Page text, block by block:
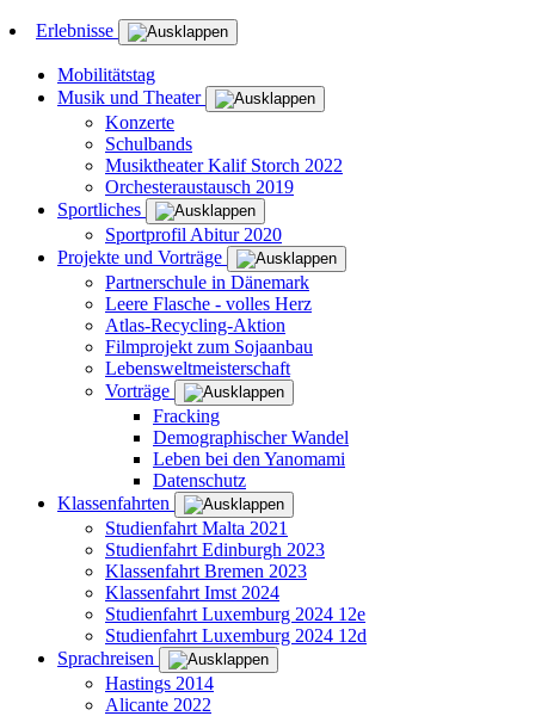
Erlebnisse
Mobilitätstag
Musik und Theater
Konzerte
Schulbands
Musiktheater Kalif Storch 2022
Orchesteraustausch 2019
Sportliches
Sportprofil Abitur 2020
Projekte und Vorträge
Partnerschule in Dänemark
Leere Flasche - volles Herz
Atlas-Recycling-Aktion
Filmprojekt zum Sojaanbau
Lebensweltmeisterschaft
Vorträge
Fracking
Demographischer Wandel
Leben bei den Yanomami
Datenschutz
Klassenfahrten
Studienfahrt Malta 2021
Studienfahrt Edinburgh 2023
Klassenfahrt Bremen 2023
Klassenfahrt Imst 2024
Studienfahrt Luxemburg 2024 12e
Studienfahrt Luxemburg 2024 12d
Sprachreisen
Hastings 2014
Alicante 2022